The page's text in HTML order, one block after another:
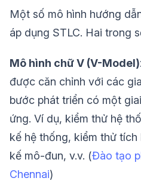
Một số mô hình hướng
áp dụng STLC. Hai trong
Mô hình chữ V (V-Model)
được căn chỉnh với các
bước phát triển có một
ứng. Ví dụ, kiểm thử hệ
kế hệ thống, kiểm thử
kế mô-đun, v.v. (Đào tạo
Chennai)